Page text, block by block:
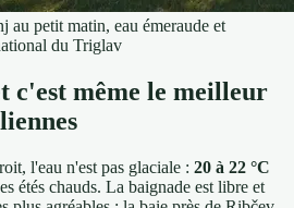
au petit matin, eau émeraude et
du Triglav
c'est même le meilleur
l'eau n'est pas glaciale : 20 à 22 °C
étés chauds. La baignade est libre et